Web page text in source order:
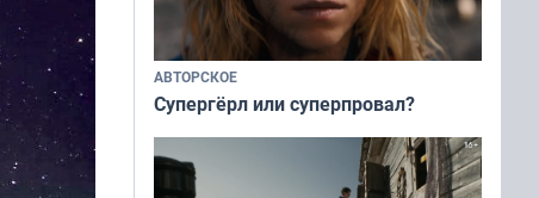
АВТОРСКОЕ
Супергёрл или суперпровал?